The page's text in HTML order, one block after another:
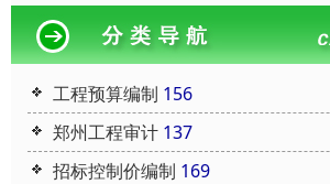
工程预算编制 156
郑州工程审计 137
招标控制价编制 169